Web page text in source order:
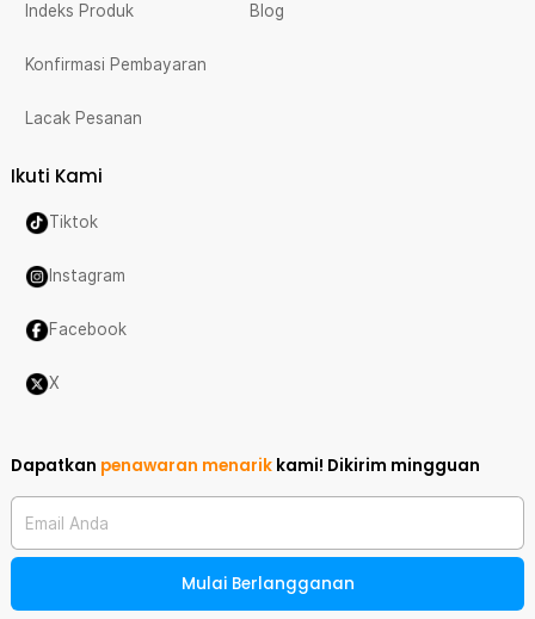
Indeks Produk
Konfirmasi Pembayaran
Lacak Pesanan
Blog
Ikuti Kami
Tiktok
Instagram
Facebook
X
Dapatkan penawaran menarik kami! Dikirim mingguan
Email Anda
Mulai Berlangganan